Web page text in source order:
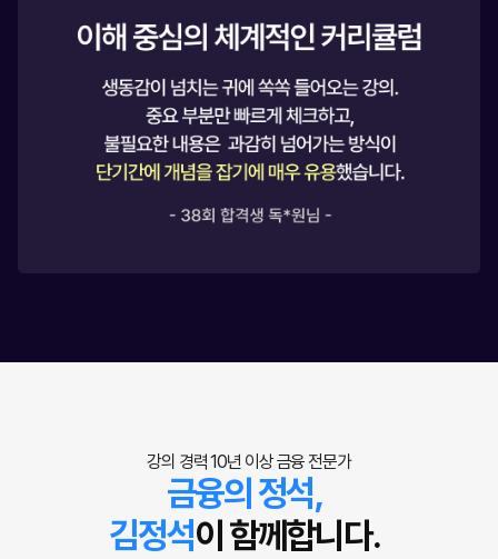
강의 경력 10년 이상 금융 전문가
금융의 정석,
김정석이 함께합니다.